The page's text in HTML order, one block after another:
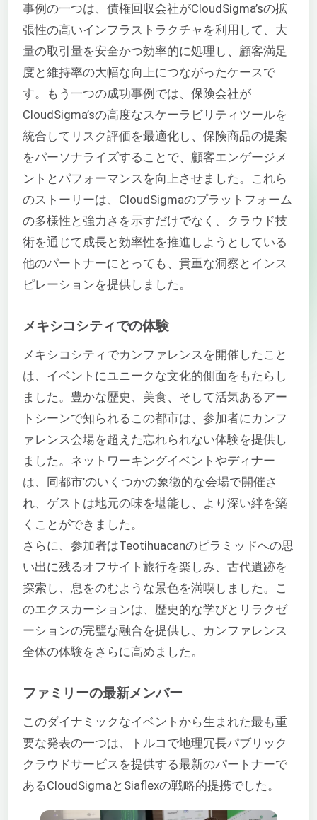
事例の一つは、債権回収会社がCloudSigma’sの拡
張性の高いインフラストラクチャを利用して、大
量の取引量を安全かつ効率的に処理し、顧客満足
度と維持率の大幅な向上につながったケースで
す。もう一つの成功事例では、保険会社が
CloudSigma’sの高度なスケーラビリティツールを
統合してリスク評価を最適化し、保険商品の提案
をパーソナライズすることで、顧客エンゲージメ
ントとパフォーマンスを向上させました。これら
のストーリーは、CloudSigmaのプラットフォーム
の多様性と強力さを示すだけでなく、クラウド技
術を通じて成長と効率性を推進しようとしている
他のパートナーにとっても、貴重な洞察とインス
ピレーションを提供しました。
メキシコシティでの体験
メキシコシティでカンファレンスを開催したこと
は、イベントにユニークな文化的側面をもたらし
ました。豊かな歴史、美食、そして活気あるアー
トシーンで知られるこの都市は、参加者にカンフ
ァレンス会場を超えた忘れられない体験を提供し
ました。ネットワーキングイベントやディナー
は、同都市’のいくつかの象徴的な会場で開催さ
れ、ゲストは地元の味を堪能し、より深い絆を築
くことができました。
さらに、参加者はTeotihuacanのピラミッドへの思
い出に残るオフサイト旅行を楽しみ、古代遺跡を
探索し、息をのむような景色を満喫しました。こ
のエクスカーションは、歴史的な学びとリラクゼ
ーションの完璧な融合を提供し、カンファレンス
全体の体験をさらに高めました。
ファミリーの最新メンバー
このダイナミックなイベントから生まれた最も重
要な発表の一つは、トルコで地理冗長パブリック
クラウドサービスを提供する最新のパートナーで
あるCloudSigmaとSiaflexの戦略的提携でした。